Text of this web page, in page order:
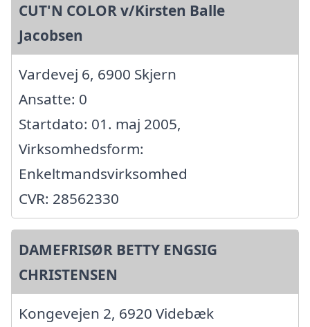
CUT'N COLOR v/Kirsten Balle
Jacobsen
Vardevej 6, 6900 Skjern
Ansatte: 0
Startdato: 01. maj 2005,
Virksomhedsform:
Enkeltmandsvirksomhed
CVR: 28562330
DAMEFRISØR BETTY ENGSIG
CHRISTENSEN
Kongevejen 2, 6920 Videbæk